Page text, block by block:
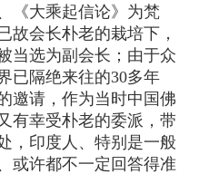
《大乘起信论》为梵
故会长朴老的栽培下，
当选为副会长；由于众
已隔绝来往的30多年
邀请，作为当时中国佛
有幸受朴老的委派，带
，印度人、特别是一般
或许都不一定回答得准